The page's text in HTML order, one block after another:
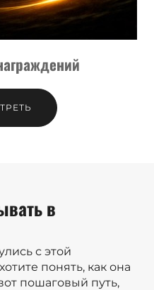
в
с этой
понять, как она
пошаговый путь,